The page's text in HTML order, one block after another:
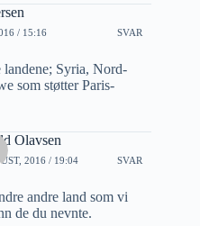
/ 15:16 SVAR
landene; Syria, Nord-
som støtter Paris-
Olavsen
2016 / 19:04 SVAR
andre land som vi
de du nevnte.